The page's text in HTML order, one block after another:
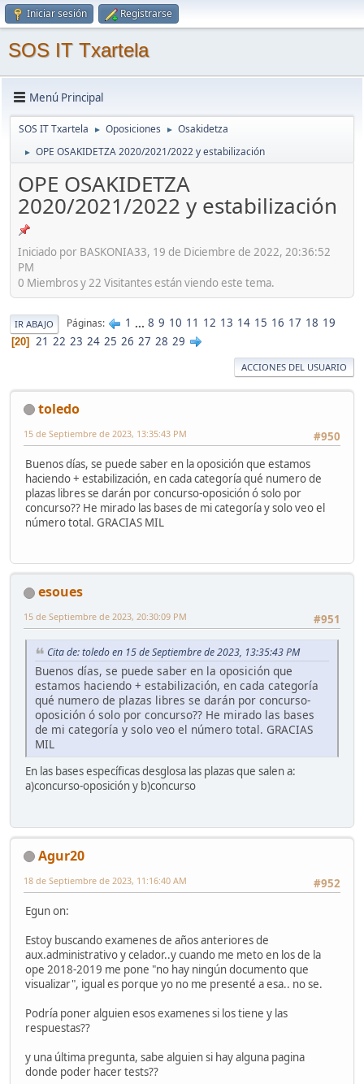
Iniciar sesión Registrarse
SOS IT Txartela
Menú Principal
SOS IT Txartela ► Oposiciones ► Osakidetza
► OPE OSAKIDETZA 2020/2021/2022 y estabilización
OPE OSAKIDETZA
2020/2021/2022 y estabilización
Iniciado por BASKONIA33, 19 de Diciembre de 2022, 20:36:52
PM
0 Miembros y 22 Visitantes están viendo este tema.
IR ABAJO Páginas 1 ... 8 9 10 11 12 13 14 15 16 17 18 19
20 21 22 23 24 25 26 27 28 29
ACCIONES DEL USUARIO
toledo
#950
15 de Septiembre de 2023, 13:35:43 PM
Buenos días, se puede saber en la oposición que estamos
haciendo + estabilización, en cada categoría qué numero de
plazas libres se darán por concurso-oposición ó solo por
concurso?? He mirado las bases de mi categoría y solo veo el
número total. GRACIAS MIL
esoues
#951
15 de Septiembre de 2023, 20:30:09 PM
Cita de: toledo en 15 de Septiembre de 2023, 13:35:43 PM
Buenos días, se puede saber en la oposición que
estamos haciendo + estabilización, en cada categoría
qué numero de plazas libres se darán por concurso-
oposición ó solo por concurso?? He mirado las bases
de mi categoría y solo veo el número total. GRACIAS
MIL
En las bases específicas desglosa las plazas que salen a:
a)concurso-oposición y b)concurso
Agur20
#952
18 de Septiembre de 2023, 11:16:40 AM
Egun on:
Estoy buscando examenes de años anteriores de
aux.administrativo y celador..y cuando me meto en los de la
ope 2018-2019 me pone "no hay ningún documento que
visualizar", igual es porque yo no me presenté a esa.. no se.
Podría poner alguien esos examenes si los tiene y las
respuestas??
y una última pregunta, sabe alguien si hay alguna pagina
donde poder hacer tests??